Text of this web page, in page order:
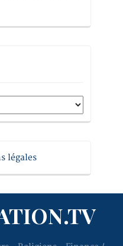
légales